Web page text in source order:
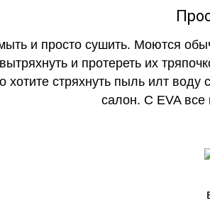
и просто сушить. Моются
и протереть их
хотите стряхнуть пыль илт воду
салон. С EVA все